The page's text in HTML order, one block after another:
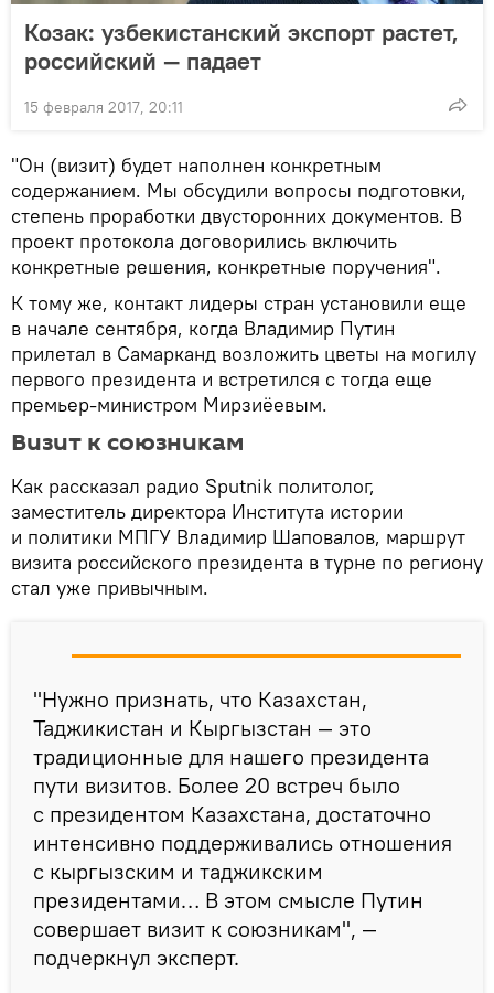
Козак: узбекистанский экспорт растет,
российский — падает
15 февраля 2017, 20:11
"Он (визит) будет наполнен конкретным
содержанием. Мы обсудили вопросы подготовки,
степень проработки двусторонних документов. В
проект протокола договорились включить
конкретные решения, конкретные поручения".
К тому же, контакт лидеры стран установили еще
в начале сентября, когда Владимир Путин
прилетал в Самарканд возложить цветы на могилу
первого президента и встретился с тогда еще
премьер-министром Мирзиёевым.
Визит к союзникам
Как рассказал радио Sputnik политолог,
заместитель директора Института истории
и политики МПГУ Владимир Шаповалов, маршрут
визита российского президента в турне по региону
стал уже привычным.
"Нужно признать, что Казахстан,
Таджикистан и Кыргызстан — это
традиционные для нашего президента
пути визитов. Более 20 встреч было
с президентом Казахстана, достаточно
интенсивно поддерживались отношения
с кыргызским и таджикским
президентами… В этом смысле Путин
совершает визит к союзникам", —
подчеркнул эксперт.